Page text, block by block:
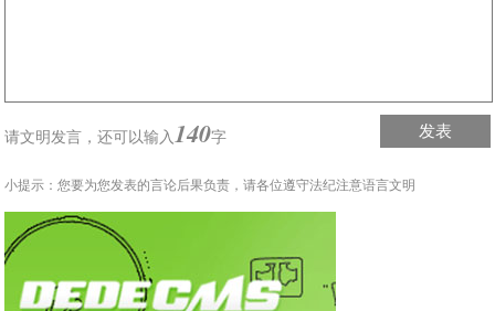
请文明发言，还可以输入 140字 发表
小提示：您要为您发表的言论后果负责，请各位遵守法纪注意语言文明